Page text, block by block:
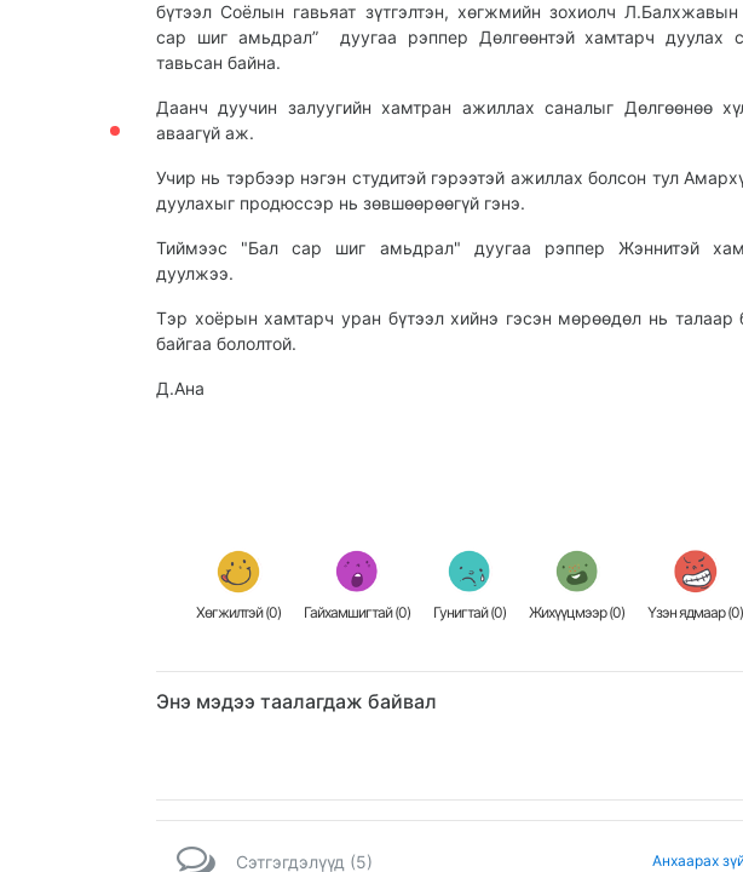
бүтээл Соёлын гавьяат зүтгэлтэн, хөгжмийн зохиолч Л.Балхжавын
сар шиг амьдрал” дуугаа рэппер Дөлгөөнтэй хамтарч дуулах
тавьсан байна.
Даанч дуучин залуугийн хамтран ажиллах саналыг Дөлгөөнөө
аваагүй аж.
Учир нь тэрбээр нэгэн студитэй гэрээтэй ажиллах болсон тул
дуулахыг продюссэр нь зөвшөөрөөгүй гэнэ.
Тиймээс "Бал сар шиг амьдрал" дуугаа рэппер Жэннитэй
дуулжээ.
Тэр хоёрын хамтарч уран бүтээл хийнэ гэсэн мөрөөдөл нь талаар
байгаа бололтой.
Д.Ана
Хөгжилтэй (0) Гайхамшигтай (0) Гунигтай (0) Жихүүцмээр (0) Үзэн ядмаар (0)
Энэ мэдээ таалагдаж байвал
Сэтгэгдэлүүд (5) Анхаарах